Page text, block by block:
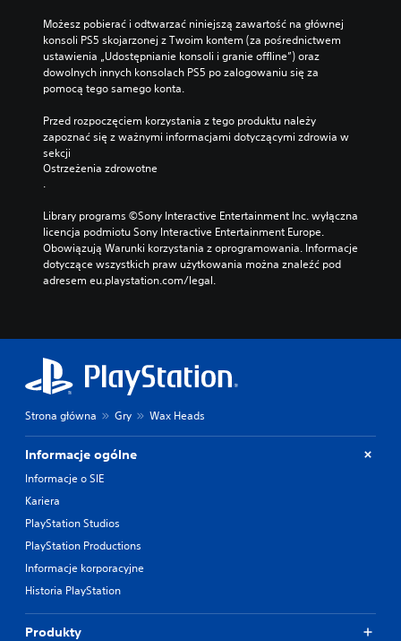
Możesz pobierać i odtwarzać niniejszą zawartość na głównej
konsoli PS5 skojarzonej z Twoim kontem (za pośrednictwem
ustawienia „Udostępnianie konsoli i granie offline”) oraz
dowolnych innych konsolach PS5 po zalogowaniu się za
pomocą tego samego konta.
Przed rozpoczęciem korzystania z tego produktu należy
zapoznać się z ważnymi informacjami dotyczącymi zdrowia w
sekcji
Ostrzeżenia zdrowotne
.
Library programs ©Sony Interactive Entertainment Inc. wyłączna
licencja podmiotu Sony Interactive Entertainment Europe.
Obowiązują Warunki korzystania z oprogramowania. Informacje
dotyczące wszystkich praw użytkowania można znaleźć pod
adresem eu.playstation.com/legal.
Strona główna Gry Wax Heads
Informacje ogólne
Informacje o SIE
Kariera
PlayStation Studios
PlayStation Productions
Informacje korporacyjne
Historia PlayStation
Produkty